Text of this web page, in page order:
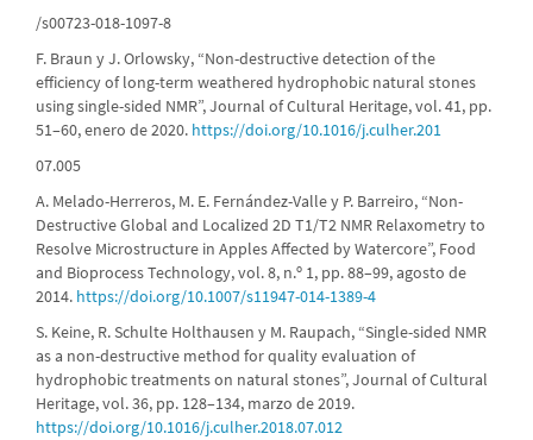
/s00723-018-1097-8
F. Braun y J. Orlowsky, “Non-destructive detection of the
efficiency of long-term weathered hydrophobic natural stones
using single-sided NMR”, Journal of Cultural Heritage, vol. 41, pp.
51–60, enero de 2020. https://doi.org/10.1016/j.culher.201
07.005
A. Melado-Herreros, M. E. Fernández-Valle y P. Barreiro, “Non-
Destructive Global and Localized 2D T1/T2 NMR Relaxometry to
Resolve Microstructure in Apples Affected by Watercore”, Food
and Bioprocess Technology, vol. 8, n.º 1, pp. 88–99, agosto de
2014. https://doi.org/10.1007/s11947-014-1389-4
S. Keine, R. Schulte Holthausen y M. Raupach, “Single-sided NMR
as a non-destructive method for quality evaluation of
hydrophobic treatments on natural stones”, Journal of Cultural
Heritage, vol. 36, pp. 128–134, marzo de 2019.
https://doi.org/10.1016/j.culher.2018.07.012